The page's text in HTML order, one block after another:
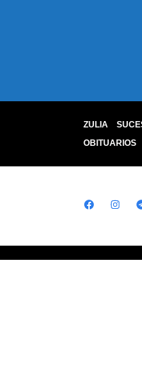
ZULIA
OBITUARIOS